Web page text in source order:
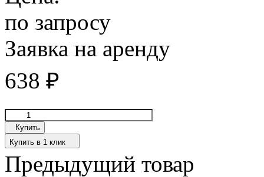
по запросу
Заявка на аренду
638 ₽
Купить
Купить в 1 клик
Предыдущий товар